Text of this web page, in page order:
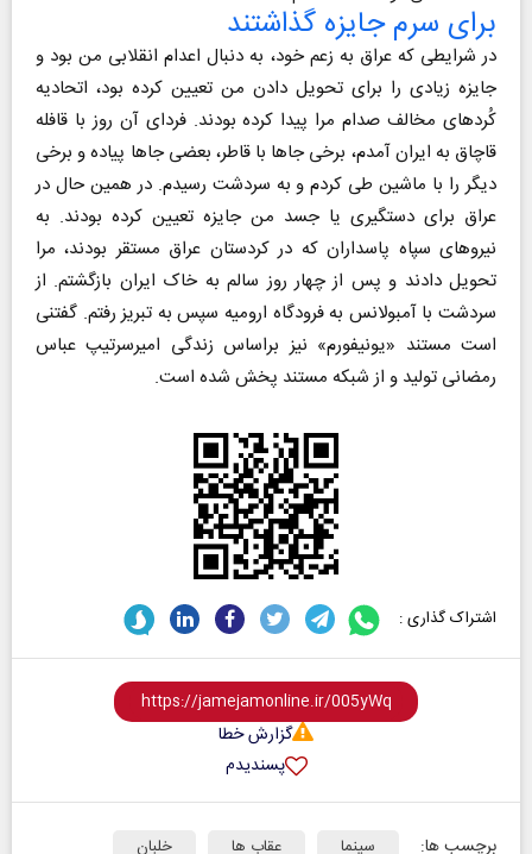
برای سرم جایزه گذاشتند
در شرایطی که عراق به زعم خود، به دنبال اعدام انقلابی من بود و
جایزه زیادی را برای تحویل دادن من تعیین کرده بود، اتحادیه
کُردهای مخالف صدام مرا پیدا کرده بودند. فردای آن روز با قافله
قاچاق به ایران آمدم، برخی جاها با قاطر، بعضی جاها پیاده و برخی
دیگر را با ماشین طی کردم و به سردشت رسیدم. در همین حال در
عراق برای دستگیری یا جسد من جایزه تعیین کرده بودند. به
نیروهای سپاه پاسداران که در کردستان عراق مستقر بودند، مرا
تحویل دادند و پس از چهار روز سالم به خاک ایران بازگشتم. از
سردشت با آمبولانس به فرودگاه ارومیه سپس به تبریز رفتم. گفتنی
است مستند «یونیفورم» نیز براساس زندگی امیرسرتیپ عباس
رمضانی تولید و از شبکه مستند پخش شده است.
اشتراک گذاری :
گزارش خطا
پسندیدم
برچسب ها: سینما عقاب ها خلبان